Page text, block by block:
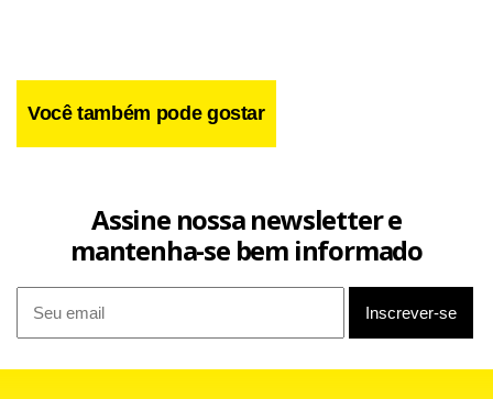
Você também pode gostar
Assine nossa newsletter e
mantenha-se bem informado